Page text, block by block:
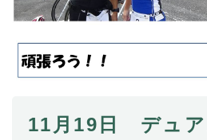
11月19日 デュア